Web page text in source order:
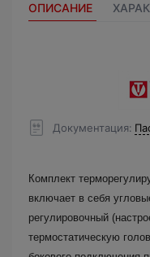
ОПИСАНИЕ
Документация
Комплект
включает в себя
регулировочный
термостатическую